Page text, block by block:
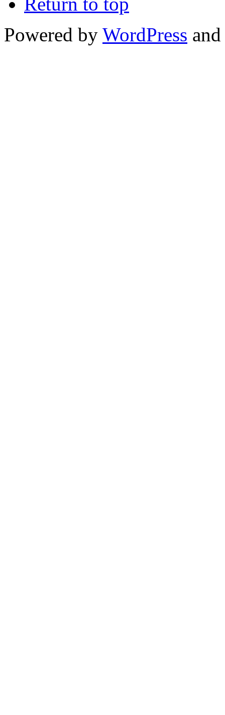
Powered by WordPress